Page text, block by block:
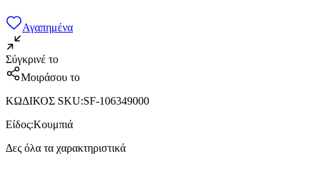
Αγαπημένα
Σύγκρινέ το
Μοιράσου το
ΚΩΔΙΚΟΣ SKU:SF-106349000
Είδος:Κουμπιά
Δες όλα τα χαρακτηριστικά